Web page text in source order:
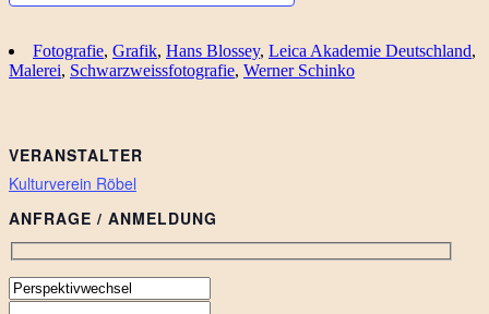
Fotografie, Grafik, Hans Blossey, Leica Akademie Deutschland,
Malerei, Schwarzweissfotografie, Werner Schinko
VERANSTALTER
Kulturverein Röbel
ANFRAGE / ANMELDUNG